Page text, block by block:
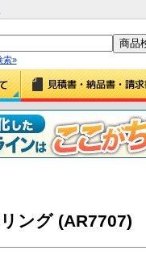
索»
ング (AR7707)